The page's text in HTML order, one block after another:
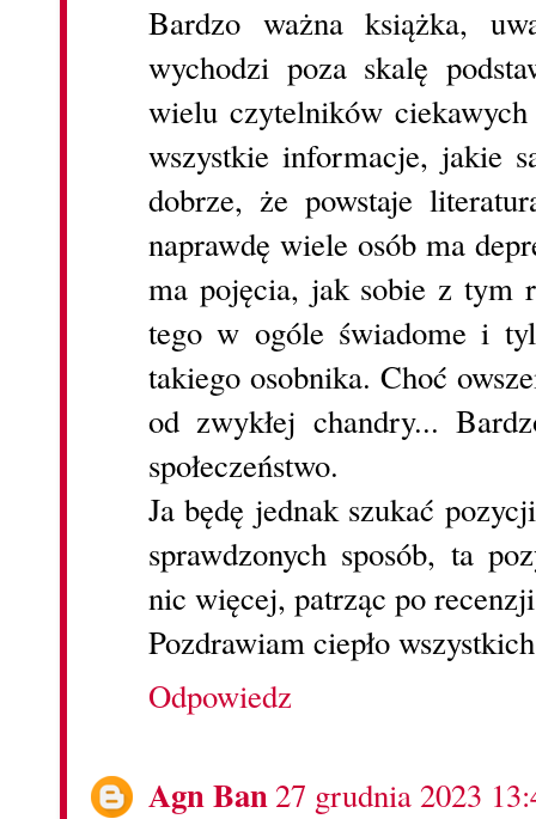
Bardzo ważna książka,
wychodzi poza skalę
wielu czytelników
wszystkie informacje, jakie
dobrze, że powstaje
naprawdę wiele osób ma
ma pojęcia, jak sobie z tym
tego w ogóle świadome i
takiego osobnika. Choć
od zwykłej chandry...
społeczeństwo.
Ja będę jednak szukać
sprawdzonych sposób, ta
nic więcej, patrząc po
Pozdrawiam ciepło
Odpowiedz
Agn Ban27 grudnia 2023